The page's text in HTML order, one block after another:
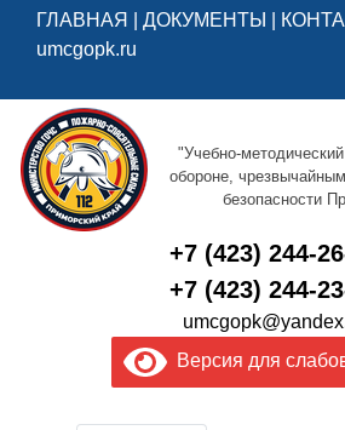
ГЛАВНАЯ ДОКУМЕНТЫ
umcgopk.ru
"Учебно-
обороне,
безопасности
+7 (423) 244-
+7 (423) 244-
Версия для